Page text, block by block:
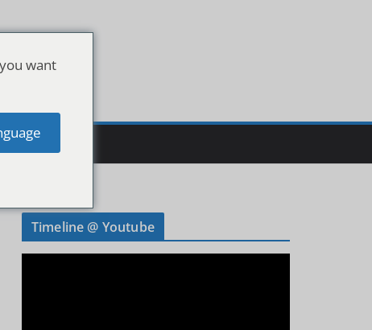
Timeline @ Youtube
want